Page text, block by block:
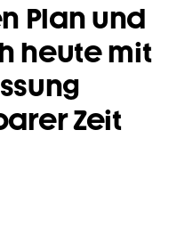
Plan und
heute mit
Zeit